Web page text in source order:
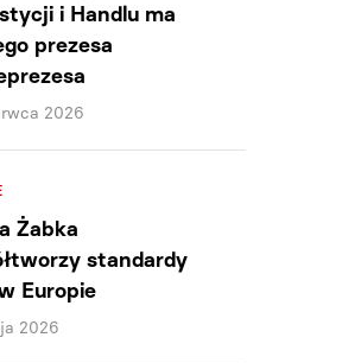
i Handlu ma
prezesa
2026
Żabka
standardy
Europie
2026